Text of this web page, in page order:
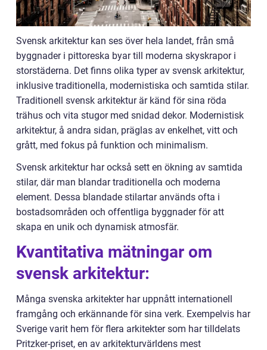
Svensk arkitektur kan ses över hela landet, från små
byggnader i pittoreska byar till moderna skyskrapor i
storstäderna. Det finns olika typer av svensk arkitektur,
inklusive traditionella, modernistiska och samtida stilar.
Traditionell svensk arkitektur är känd för sina röda
trähus och vita stugor med snidad dekor. Modernistisk
arkitektur, å andra sidan, präglas av enkelhet, vitt och
grått, med fokus på funktion och minimalism.
Svensk arkitektur har också sett en ökning av samtida
stilar, där man blandar traditionella och moderna
element. Dessa blandade stilartar används ofta i
bostadsområden och offentliga byggnader för att
skapa en unik och dynamisk atmosfär.
Kvantitativa mätningar om
svensk arkitektur:
Många svenska arkitekter har uppnått internationell
framgång och erkännande för sina verk. Exempelvis har
Sverige varit hem för flera arkitekter som har tilldelats
Pritzker-priset, en av arkitekturvärldens mest